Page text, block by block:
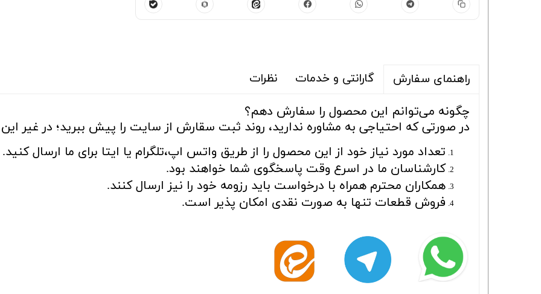
راهنمای سفارش گارانتی و خدمات نظرات
چگونه می‌توانم این محصول را سفارش دهم؟
در صورتی که احتیاجی به مشاوره ندارید، روند ثبت سقارش از سایت را پیش ببرید؛ در غیر
تعداد مورد نیاز خود از این محصول را از طریق واتس اپ،تلگرام یا ایتا برای ما ارسال کنید.
کارشناسان ما در اسرع وقت پاسخگوی شما خواهند بود.
همکاران محترم همراه با درخواست باید رزومه خود را نیز ارسال کنند.
فروش قطعات تنها به صورت نقدی امکان پذیر است.